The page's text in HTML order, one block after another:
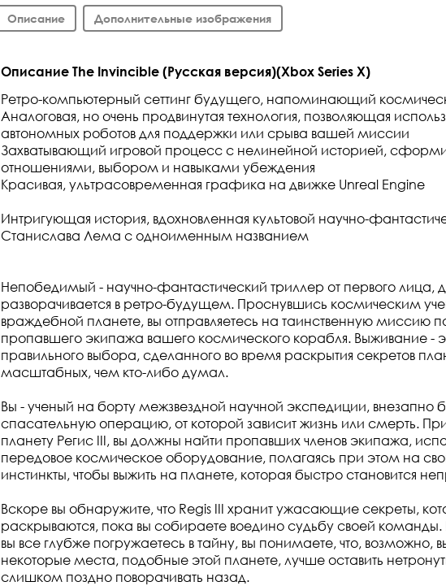
Описание Дополнительные изображения
Описание The Invincible (Русская версия)(Xbox Series X)
Ретро-компьютерный сеттинг будущего, напоминающий
Аналоговая, но очень продвинутая технология, позволяющая
автономных роботов для поддержки или срыва вашей миссии
Захватывающий игровой процесс с нелинейной историей,
отношениями, выбором и навыками убеждения
Красивая, ультрасовременная графика на движке Unreal Engine
Интригующая история, вдохновленная культовой научно-
Станислава Лема с одноименным названием
Непобедимый - научно-фантастический триллер от первого лица,
разворачивается в ретро-будущем. Проснувшись космическим
враждебной планете, вы отправляетесь на таинственную миссию
пропавшего экипажа вашего космического корабля. Выживание -
правильного выбора, сделанного во время раскрытия секретов
масштабных, чем кто-либо думал.
Вы - ученый на борту межзвездной научной экспедиции,
спасательную операцию, от которой зависит жизнь или смерть.
планету Регис III, вы должны найти пропавших членов экипажа,
передовое космическое оборудование, полагаясь при этом на
инстинкты, чтобы выжить на планете, которая быстро становится
Вскоре вы обнаружите, что Regis III хранит ужасающие секреты,
раскрываются, пока вы собираете воедино судьбу своей команды.
вы все глубже погружаетесь в тайну, вы понимаете, что, возможно,
некоторые места, подобные этой планете, лучше оставить
слишком поздно поворачивать назад.